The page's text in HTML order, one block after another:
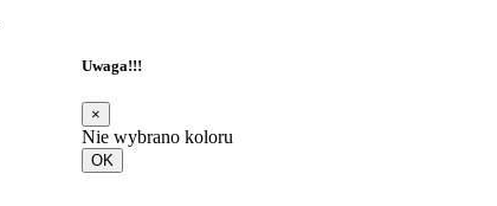
Uwaga!!!
×
Nie wybrano koloru
OK